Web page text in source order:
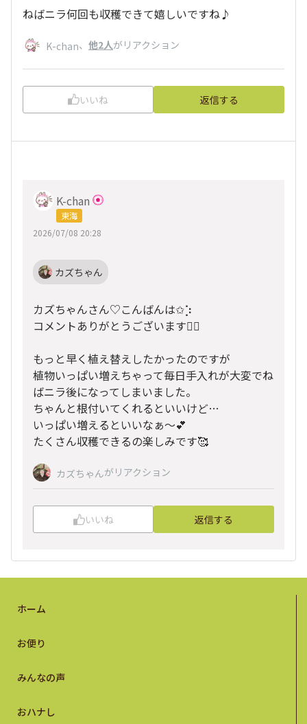
ねばニラ何回も収穫できて嬉しいですね♪
K-chan、 他2人がリアクション
いいね 返信する
K-chan
東海
2026/07/08 20:28
カズちゃん
カズちゃんさん♡こんばんは✩︎⡱
コメントありがとうございます🙇‍♀️
もっと早く植え替えしたかったのですが
植物いっぱい増えちゃって毎日手入れが大変でね
ばニラ後になってしまいました。
ちゃんと根付いてくれるといいけど…
いっぱい増えるといいなぁ〜💕
たくさん収穫できるの楽しみです🥰
カズちゃんがリアクション
いいね 返信する
ホーム
お便り
みんなの声
おハナし